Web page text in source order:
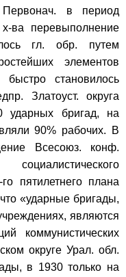
в период
ва перевыполнение
гл. обр. путем
элементов
становилось
Златоуст. округа
бригад, на
90% рабочих. В
Всесоюз. конф.
пятилетнего плана
«ударные бригады,
являются
коммунистических
округе Урал. обл.
в 1930 только на